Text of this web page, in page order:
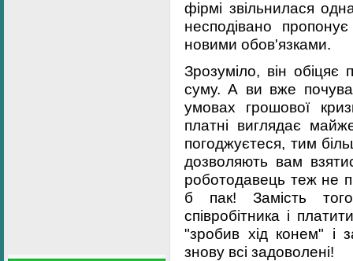
фірмі звільнилася
несподівано
новими обов'язками.
Зрозуміло, він
суму. А ви вже
умовах грошової
платні виглядає
погоджуєтеся, тим
дозволяють вам
роботодавець теж не
б пак! Замість
співробітника і
"зробив хід конем" і
знову всі задоволені!